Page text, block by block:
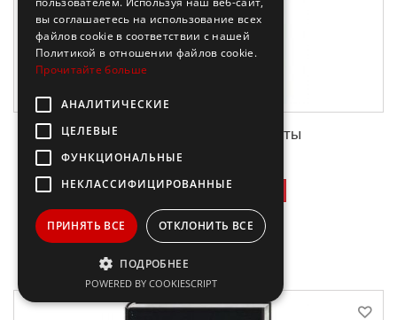
Я есть то. Классика Адвайты
43,98 € 87,95 €
В корзину
вы соглашаетесь на использование всех
файлов cookie в соответствии с нашей
Политикой в ​​отношении файлов cookie.
Прочитайте больше
АНАЛИТИЧЕСКИЕ
ЦЕЛЕВЫЕ
ФУНКЦИОНАЛЬНЫЕ
НЕКЛАССИФИЦИРОВАННЫЕ
ПРИНЯТЬ ВСЕ ОТКЛОНИТЬ ВСЕ
ПОДРОБНЕЕ
POWERED BY COOKIESCRIPT